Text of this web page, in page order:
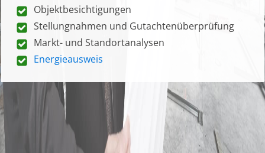
Objektbesichtigungen
Stellungnahmen und Gutachtenüberprüfung
Markt- und Standortanalysen
Energieausweis